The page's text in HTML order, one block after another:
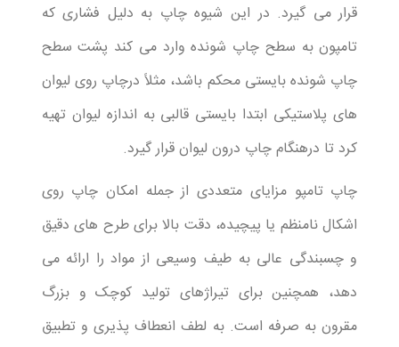
قرار می گیرد. در این شیوه چاپ به دلیل فشاری که
تامپون به سطح چاپ شونده وارد می کند پشت سطح
چاپ شونده بایستی محکم باشد، مثلاً درچاپ روی لیوان
های پلاستیکی ابتدا بایستی قالبی به اندازه لیوان تهیه
کرد تا درهنگام چاپ درون لیوان قرار گیرد.
چاپ تامپو مزایای متعددی از جمله امکان چاپ روی
اشکال نامنظم یا پیچیده، دقت بالا برای طرح های دقیق
و چسبندگی عالی به طیف وسیعی از مواد را ارائه می
دهد، همچنین برای تیراژهای تولید کوچک و بزرگ
مقرون به صرفه است. به لطف انعطاف پذیری و تطبیق